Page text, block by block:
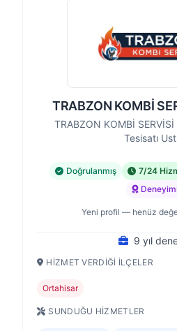
TRABZON KOMBİ
TRABZON KOMBİ
Tesisatı
Doğrulanmış 7/24
Yeni profil — henüz
9 yıl
HIZMET VERDIĞI İLÇELER
Ortahisar
SUNDUĞU HIZMETLER